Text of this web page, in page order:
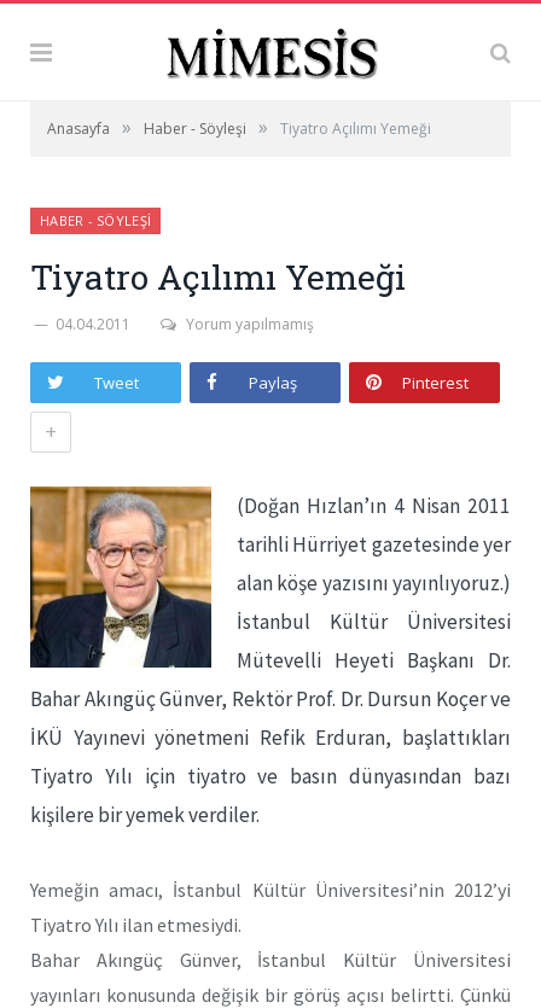
Anasayfa » Haber - Söyleşi » Tiyatro Açılımı Yemeği
HABER - SÖYLEŞI
Tiyatro Açılımı Yemeği
04.04.2011 Yorum yapılmamış
Tweet Paylaş Pinterest
+
(Doğan Hızlan’ın 4 Nisan 2011
tarihli Hürriyet gazetesinde yer
alan köşe yazısını yayınlıyoruz.)
İstanbul Kültür Üniversitesi
Mütevelli Heyeti Başkanı Dr.
Bahar Akıngüç Günver, Rektör Prof. Dr. Dursun Koçer ve
İKÜ Yayınevi yönetmeni Refik Erduran, başlattıkları
Tiyatro Yılı için tiyatro ve basın dünyasından bazı
kişilere bir yemek verdiler.
Yemeğin amacı, İstanbul Kültür Üniversitesi’nin 2012’yi
Tiyatro Yılı ilan etmesiydi.
Bahar Akıngüç Günver, İstanbul Kültür Üniversitesi
yayınları konusunda değişik bir görüş açısı belirtti. Çünkü